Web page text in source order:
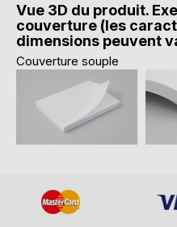
Vue 3D du produit.
couverture (les
dimensions peuvent
Couverture souple